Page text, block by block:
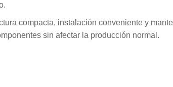
compacta, instalación conveniente y
sin afectar la producción normal.